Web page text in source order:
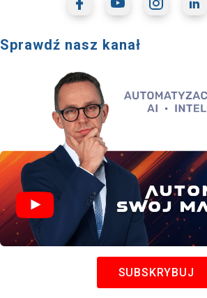
Sprawdź nasz kanał
SUBSKRYBUJ